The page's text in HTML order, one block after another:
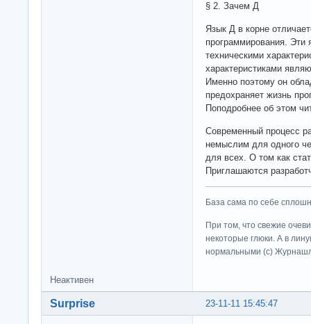
§ 2. Зачем Д
Язык Д в корне
программирования. Эти
техническими
характеристиками
Именно поэтому он
предохраняет жизнь
Поподробнее об этом
Современный процесс
немыслим для одного
для всех. О том как
Приглашаются
База сама по себе
При том, что свежие
некоторые глюки. А в
нормальными (c)
Неактивен
23-11-11 15:45:47
Surprise